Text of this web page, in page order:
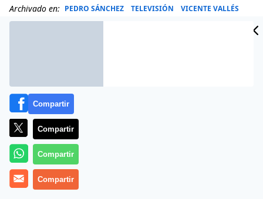
Archivado en: PEDRO SÁNCHEZ TELEVISIÓN VICENTE VALLÉS
Compartir
Compartir
Compartir
Compartir